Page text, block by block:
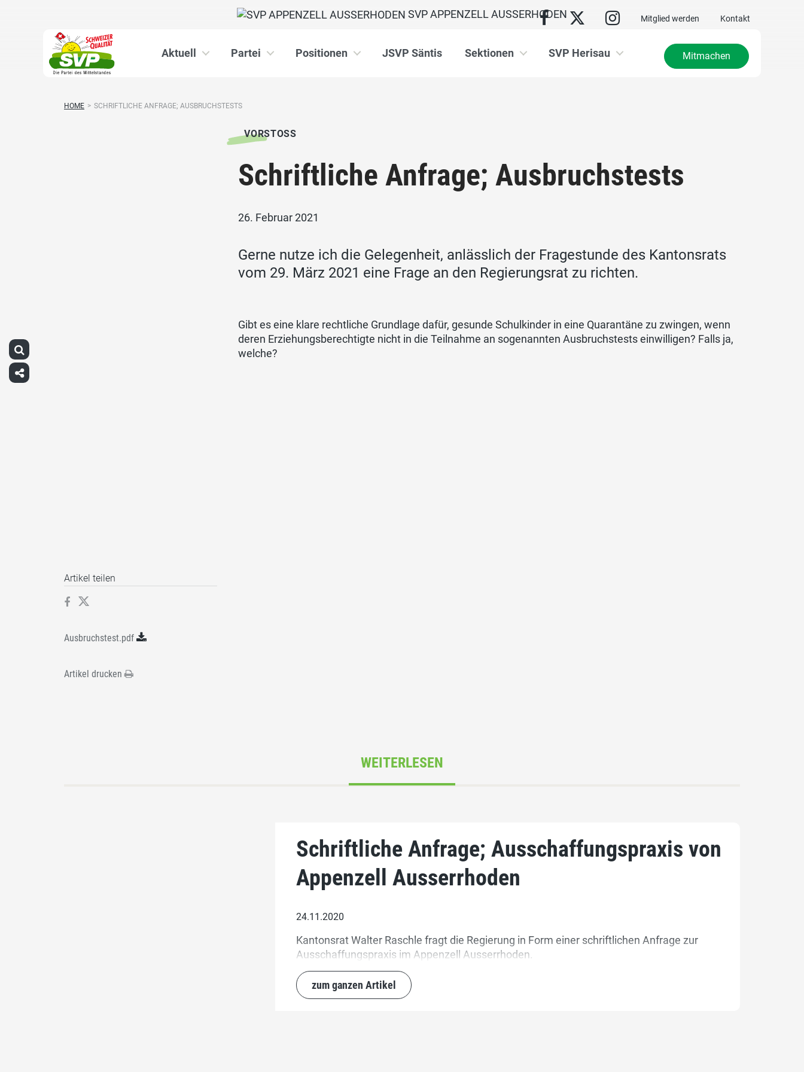
Mitglied werden Kontakt
SVP APPENZELL AUSSERHODEN
Aktuell Partei Positionen JSVP Säntis Sektionen SVP Herisau Mitmachen
HOME > SCHRIFTLICHE ANFRAGE; AUSBRUCHSTESTS
VORSTOSS
Schriftliche Anfrage; Ausbruchstests
26. Februar 2021
Gerne nutze ich die Gelegenheit, anlässlich der Fragestunde des Kantonsrats
vom 29. März 2021 eine Frage an den Regierungsrat zu richten.
Gibt es eine klare rechtliche Grundlage dafür, gesunde Schulkinder in eine Quarantäne zu zwingen, wenn
deren Erziehungsberechtigte nicht in die Teilnahme an sogenannten Ausbruchstests einwilligen? Falls ja,
welche?
Artikel teilen
Ausbruchstest.pdf
Artikel drucken
WEITERLESEN
Schriftliche Anfrage; Ausschaffungspraxis von
Appenzell Ausserrhoden
24.11.2020
Kantonsrat Walter Raschle fragt die Regierung in Form einer schriftlichen Anfrage zur
Ausschaffungspraxis im Appenzell Ausserrhoden.
zum ganzen Artikel